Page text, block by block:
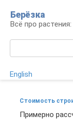
контенту
Берёзка
Всё про
English
Стоимость
Примерно